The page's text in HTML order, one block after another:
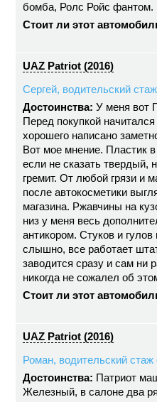
бомба, Ролс Ройс фантом.
Стоит ли этот
UAZ Patriot (2016)
Сергей, водительский стаж
Достоинства: У меня вот
Перед покупкой начитался
хорошего написано
Вот мое мнение. Пластик
если не сказать твердый,
гремит. От любой грязи и
после автокосметики
магазина. Ржавчины на
низ у меня весь
антикором. Стуков и
слышно, все работает
заводится сразу и сам ни
никогда не сожалел об
Стоит ли этот
UAZ Patriot (2016)
Роман, водительский стаж
Достоинства: Патриот
Железный, в салоне два